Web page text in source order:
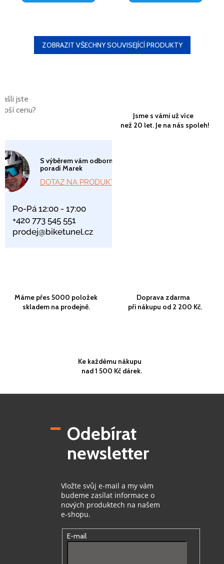
jste
cenu?
S výběrem vám odborně
poradí Marek
DOTAZ NA PRODUKT
Po-Pá 12:00 - 17:00
+420 773 545 551
prodej@biketunel.cz
Jsme s vámi už více
než 20 let. Je na nás spoleh!
Máme přes 5000 položek
skladem na prodejně.
Doprava zdarma
při nákupu od 2 200 Kč.
Ke každému nákupu
nad 1 500 Kč dárek.
ZOBRAZIT VŠECHNY SOUVISEJÍCÍ PRODUKTY
Odebírat
newsletter
Vložte svůj e-mail a my vám
budeme zasílat informace o
nových produktech na našem
e-shopu.
E-mail